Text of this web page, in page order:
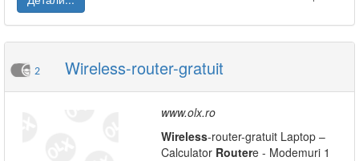
2 Wireless-router-gratuit
www.olx.ro
Wireless-router-gratuit Laptop –
Calculator Routere - Modemuri 1